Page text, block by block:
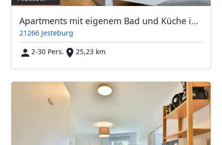
Apartments mit eigenem Bad und Küche in 21266 Jesteburg / Hamburg-Süd
21266 Jesteburg
2-30 Pers.
25,23 km